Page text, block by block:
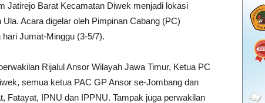
Jatirejo Barat Kecamatan Diwek menjadi lokasi
Acara digelar oleh Pimpinan Cabang (PC)
Jumat-Minggu (3-5/7).
Rijalul Ansor Wilayah Jawa Timur, Ketua PC
semua ketua PAC GP Ansor se-Jombang dan
Fatayat, IPNU dan IPPNU. Tampak juga perwakilan